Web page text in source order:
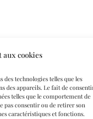
aux cookies
technologies telles que les
des appareils. Le fait de
telles que le comportement de
pas consentir ou de retirer son
caractéristiques et fonctions.